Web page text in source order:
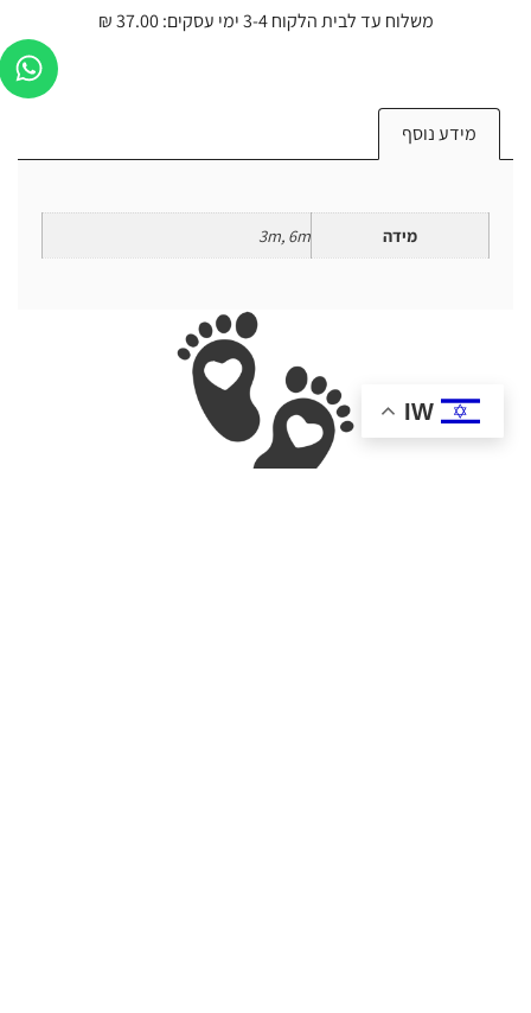
משלוח עד לבית הלקוח 3-4 ימי עסקים: 37.00 ₪
מידע נוסף
מידה 3m, 6m
IW